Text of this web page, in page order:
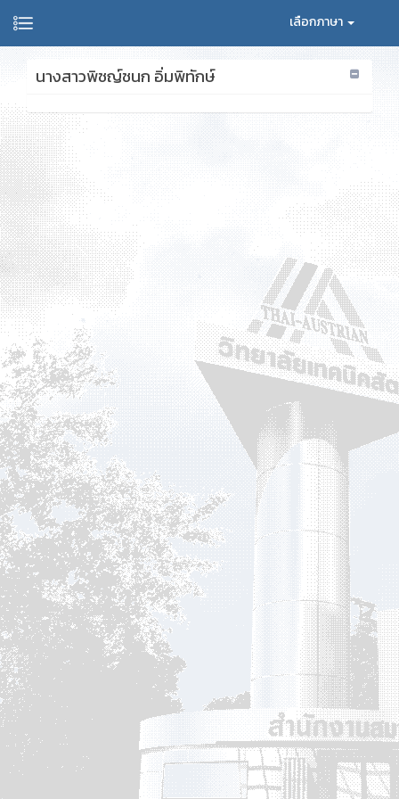
เลือกภาษา
นางสาวพิชญ์ชนก อิ่มพิทักษ์